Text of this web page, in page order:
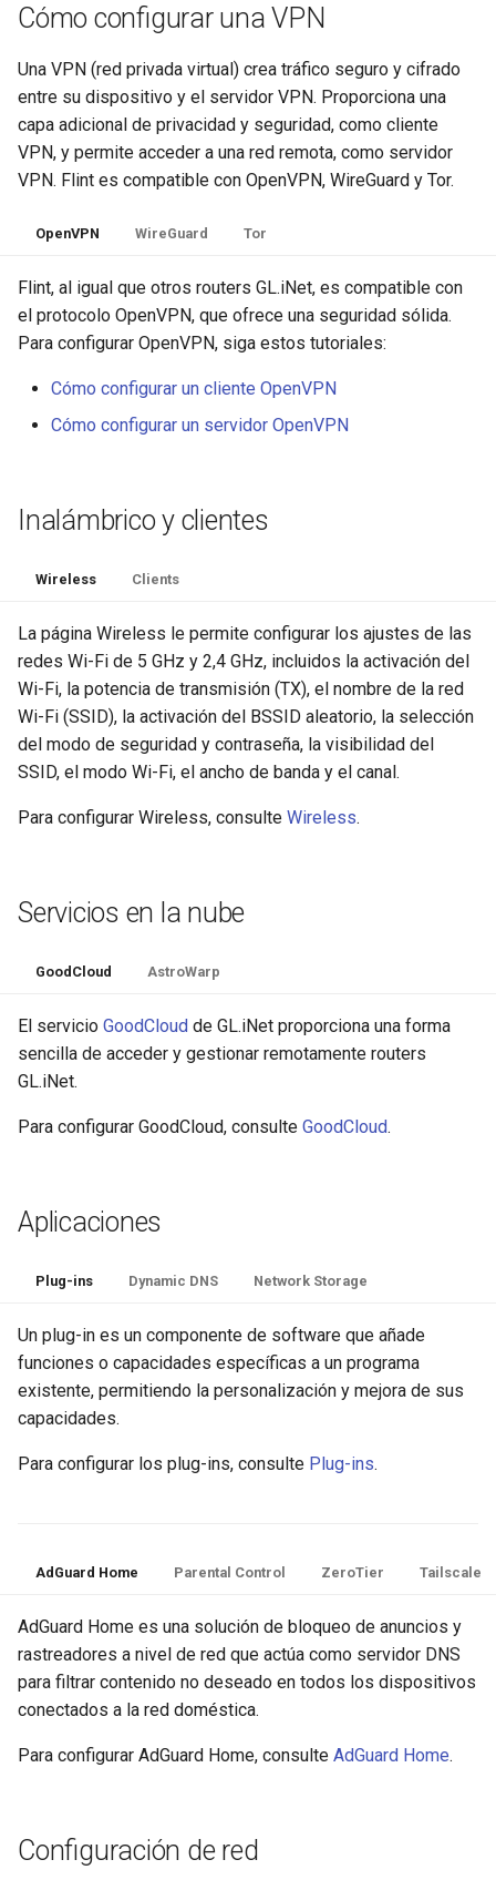
Cómo configurar una VPN
Una VPN (red privada virtual) crea tráfico seguro y cifrado
entre su dispositivo y el servidor VPN. Proporciona una
capa adicional de privacidad y seguridad, como cliente
VPN, y permite acceder a una red remota, como servidor
VPN. Flint es compatible con OpenVPN, WireGuard y Tor.
OpenVPN WireGuard Tor
Flint, al igual que otros routers GL.iNet, es compatible con
el protocolo OpenVPN, que ofrece una seguridad sólida.
Para configurar OpenVPN, siga estos tutoriales:
Cómo configurar un cliente OpenVPN
Cómo configurar un servidor OpenVPN
Inalámbrico y clientes
Wireless Clients
La página Wireless le permite configurar los ajustes de las
redes Wi-Fi de 5 GHz y 2,4 GHz, incluidos la activación del
Wi-Fi, la potencia de transmisión (TX), el nombre de la red
Wi-Fi (SSID), la activación del BSSID aleatorio, la selección
del modo de seguridad y contraseña, la visibilidad del
SSID, el modo Wi-Fi, el ancho de banda y el canal.
Para configurar Wireless, consulte Wireless.
Servicios en la nube
GoodCloud AstroWarp
El servicio GoodCloud de GL.iNet proporciona una forma
sencilla de acceder y gestionar remotamente routers
GL.iNet.
Para configurar GoodCloud, consulte GoodCloud.
Aplicaciones
Plug-ins Dynamic DNS Network Storage
Un plug-in es un componente de software que añade
funciones o capacidades específicas a un programa
existente, permitiendo la personalización y mejora de sus
capacidades.
Para configurar los plug-ins, consulte Plug-ins.
AdGuard Home Parental Control ZeroTier Tailscale
AdGuard Home es una solución de bloqueo de anuncios y
rastreadores a nivel de red que actúa como servidor DNS
para filtrar contenido no deseado en todos los dispositivos
conectados a la red doméstica.
Para configurar AdGuard Home, consulte AdGuard Home.
Configuración de red